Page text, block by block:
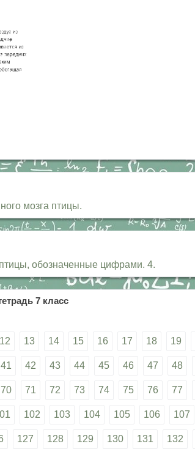
мозга птицы.
обозначенные цифрами. 4.
7 класс
12 13 14 15 16 17 18 19
41 42 43 44 45 46 47 48
70 71 72 73 74 75 76 77
102 103 104 105 106 107
127 128 129 130 131 132